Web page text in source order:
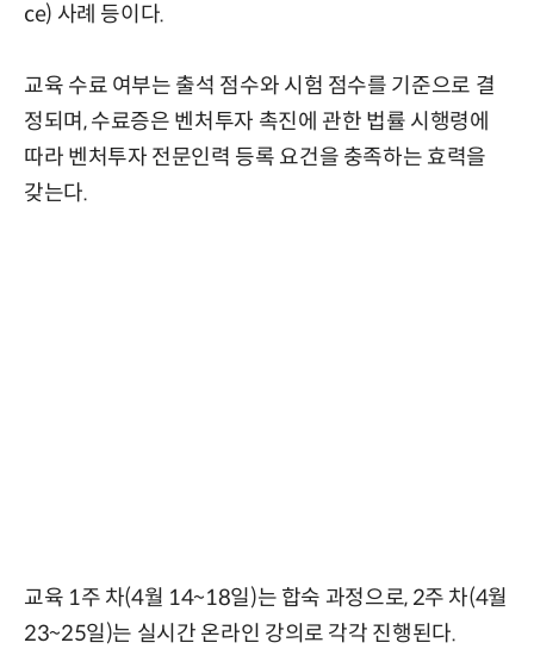
ce) 사례 등이다.
교육 수료 여부는 출석 점수와 시험 점수를 기준으로 결
정되며, 수료증은 벤처투자 촉진에 관한 법률 시행령에
따라 벤처투자 전문인력 등록 요건을 충족하는 효력을
갖는다.
교육 1주 차(4월 14~18일)는 합숙 과정으로, 2주 차(4월
23~25일)는 실시간 온라인 강의로 각각 진행된다.